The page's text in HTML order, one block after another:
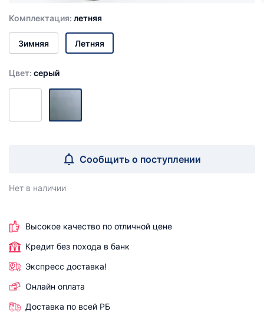
Комплектация: летняя
Зимняя Летняя
Цвет: серый
Сообщить о поступлении
Нет в наличии
Высокое качество по отличной цене
Кредит без похода в банк
Экспресс доставка!
Онлайн оплата
Доставка по всей РБ